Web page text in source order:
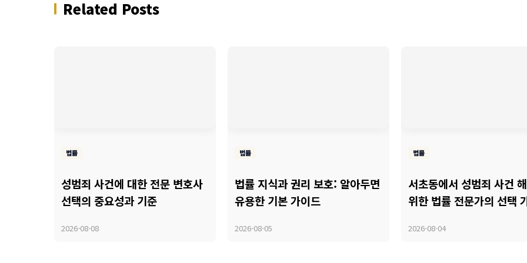
Related Posts
법률
성범죄 사건에 대한 전문 변호사
선택의 중요성과 기준
2026-08-08
법률
법률 지식과 권리 보호: 알아두면
유용한 기본 가이드
2026-08-05
법률
서초동에서 성범죄 사건
위한 법률 전문가의 선택
2026-08-04